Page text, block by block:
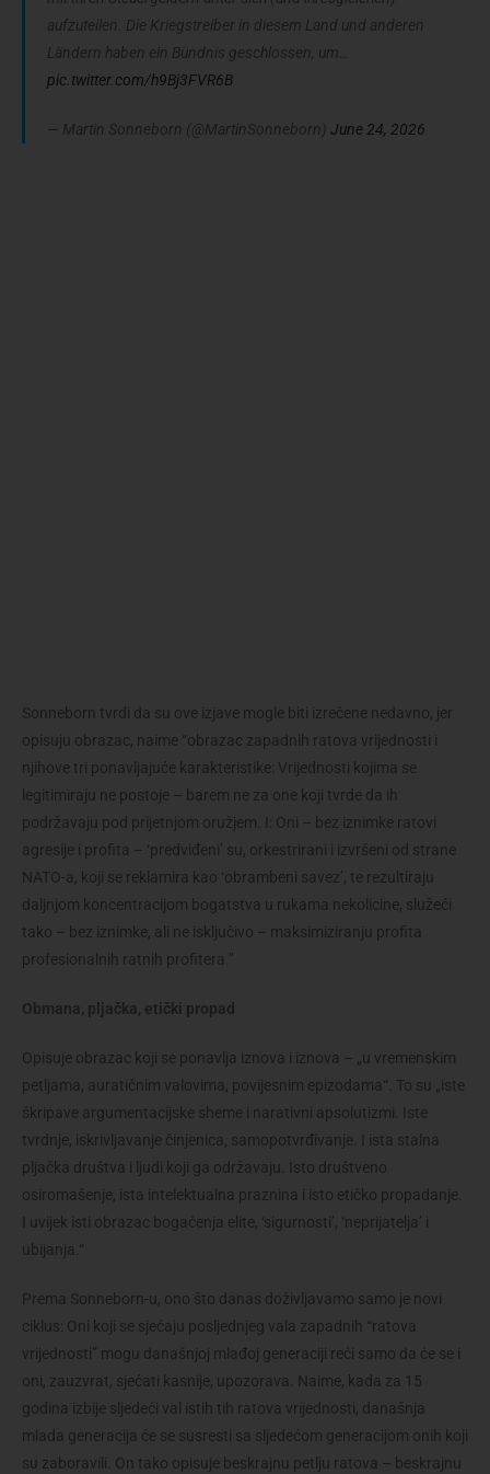
aufzuteilen. Die Kriegstreiber in diesem Land und anderen
Ländern haben ein Bündnis geschlossen, um…
pic.twitter.com/h9Bj3FVR6B
— Martin Sonneborn (@MartinSonneborn) June 24, 2026
Sonneborn tvrdi da su ove izjave mogle biti izrečene nedavno, jer
opisuju obrazac, naime “obrazac zapadnih ratova vrijednosti i
njihove tri ponavljajuće karakteristike: Vrijednosti kojima se
legitimiraju ne postoje – barem ne za one koji tvrde da ih
podržavaju pod prijetnjom oružjem. I: Oni – bez iznimke ratovi
agresije i profita – ‘predviđeni’ su, orkestrirani i izvršeni od strane
NATO-a, koji se reklamira kao ‘obrambeni savez’, te rezultiraju
daljnjom koncentracijom bogatstva u rukama nekolicine, služeći
tako – bez iznimke, ali ne isključivo – maksimiziranju profita
profesionalnih ratnih profitera.”
Obmana, pljačka, etički propad
Opisuje obrazac koji se ponavlja iznova i iznova – „u vremenskim
petljama, auratičnim valovima, povijesnim epizodama“. To su „iste
škripave argumentacijske sheme i narativni apsolutizmi. Iste
tvrdnje, iskrivljavanje činjenica, samopotvrđivanje. I ista stalna
pljačka društva i ljudi koji ga održavaju. Isto društveno
osiromašenje, ista intelektualna praznina i isto etičko propadanje.
I uvijek isti obrazac bogaćenja elite, ‘sigurnosti’, ‘neprijatelja’ i
ubijanja.“
Prema Sonneborn-u, ono što danas doživljavamo samo je novi
ciklus: Oni koji se sjećaju posljednjeg vala zapadnih “ratova
vrijednosti” mogu današnjoj mlađoj generaciji reći samo da će se i
oni, zauzvrat, sjećati kasnije, upozorava. Naime, kada za 15
godina izbije sljedeći val istih tih ratova vrijednosti, današnja
mlada generacija će se susresti sa sljedećom generacijom onih koji
su zaboravili. On tako opisuje beskrajnu petlju ratova – beskrajnu